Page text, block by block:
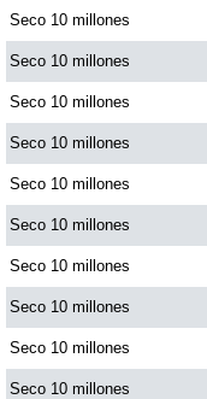
Seco 10 millones
Seco 10 millones
Seco 10 millones
Seco 10 millones
Seco 10 millones
Seco 10 millones
Seco 10 millones
Seco 10 millones
Seco 10 millones
Seco 10 millones